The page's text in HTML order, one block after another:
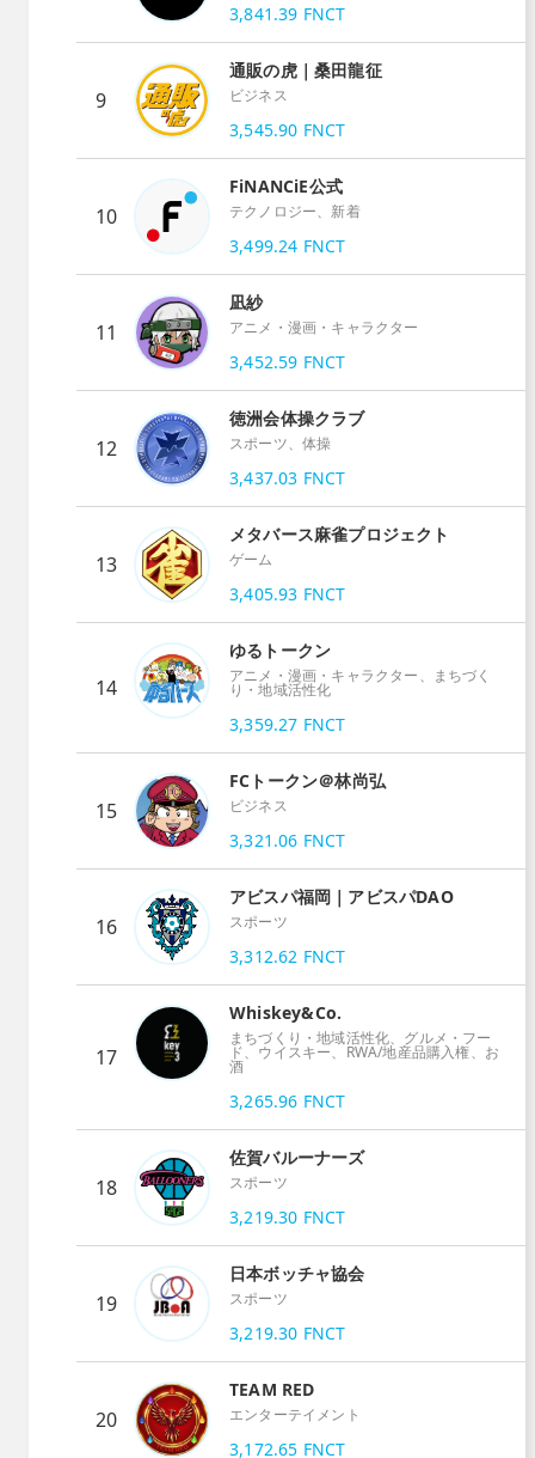
3,841.39 FNCT
9
通販の虎｜桑田龍征
ビジネス
3,545.90 FNCT
10
FiNANCiE公式
テクノロジー、新着
3,499.24 FNCT
11
凪紗
アニメ・漫画・キャラクター
3,452.59 FNCT
12
徳洲会体操クラブ
スポーツ、体操
3,437.03 FNCT
13
メタバース麻雀プロジェクト
ゲーム
3,405.93 FNCT
14
ゆるトークン
アニメ・漫画・キャラクター、まちづく
り・地域活性化
3,359.27 FNCT
15
FCトークン＠林尚弘
ビジネス
3,321.06 FNCT
16
アビスパ福岡｜アビスパDAO
スポーツ
3,312.62 FNCT
17
Whiskey&Co.
まちづくり・地域活性化、グルメ・フー
ド、ウイスキー、RWA/地産品購入権、お
酒
3,265.96 FNCT
18
佐賀バルーナーズ
スポーツ
3,219.30 FNCT
19
日本ボッチャ協会
スポーツ
3,219.30 FNCT
20
TEAM RED
エンターテイメント
3,172.65 FNCT